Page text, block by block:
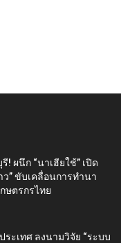
! ผนึก “นาเฮียใช้” เปิด
” ขับเคลื่อนการทำนา
ษตรกรไทย
ระเทศ ลงนามวิจัย “ระบบ